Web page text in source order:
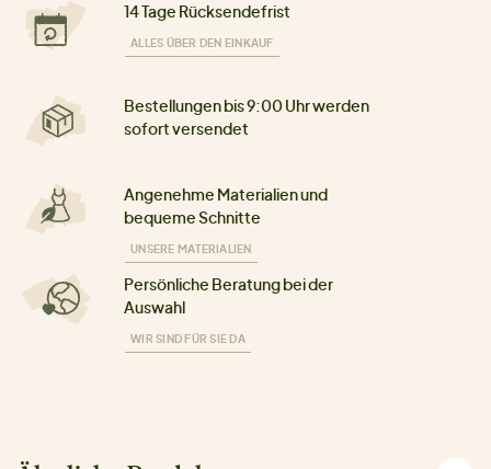
14 Tage Rücksendefrist
ALLES ÜBER DEN EINKAUF
Bestellungen bis 9:00 Uhr werden
sofort versendet
Angenehme Materialien und
bequeme Schnitte
UNSERE MATERIALIEN
Persönliche Beratung bei der
Auswahl
WIR SIND FÜR SIE DA